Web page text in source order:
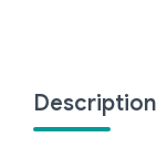
Description